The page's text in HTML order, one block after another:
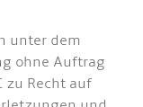
unter dem
ohne Auftrag
zu Recht auf